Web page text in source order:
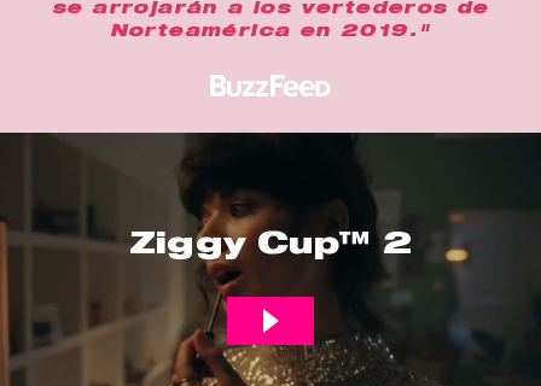
se arrojarán a los vertederos de
Norteamérica en 2019."
Ziggy Cup™ 2